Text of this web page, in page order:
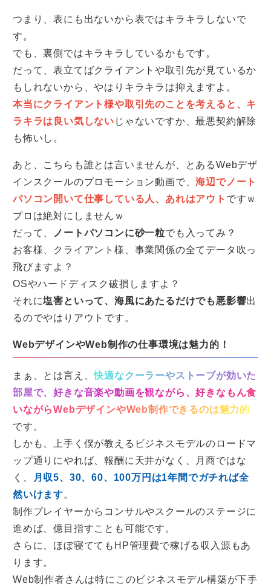
つまり、表にも出ないから表ではキラキラしないで
す。
でも、裏側ではキラキラしているかもです。
だって、表立てばクライアントや取引先が見ているか
もしれないから、やはりキラキラは抑えますよ。
本当にクライアント様や取引先のことを考えると、キ
ラキラは良い気しない じゃないですか、最悪契約解除
も怖いし。
あと、こちらも誰とは言いませんが、とあるWebデザ
インスクールのプロモーション動画で、海辺でノート
パソコン開いて仕事している人、あれはアウト ですｗ
プロは絶対にしませんｗ
だって、
ノートパソコンに砂一粒でも入ってみ？
お客様、クライアント様、事業関係の全てデータ吹っ
飛びますよ？
OSやハードディスク破損しますよ？
それに塩害といって、海風にあたるだけでも悪影響出
るのでやはりアウトです。
WebデザインやWeb制作の仕事環境は魅力的！
まぁ、とは言え、快適なクーラーやストーブが効いた
部屋で、好きな音楽や動画を観ながら、好きなもん食
いながらWebデザインやWeb制作できるのは魅力的
です。
しかも、上手く僕が教えるビジネスモデルのロードマ
ップ通りにやれば、報酬に天井がなく、月商ではな
く、
月収5、30、60、100万円は1年間でガチれば全
然いけます。
制作プレイヤーからコンサルやスクールのステージに
進めば、億目指すことも可能です。
さらに、ほぼ寝ててもHP管理費で稼げる収入源もあ
ります。
Web制作者さんは特にこのビジネスモデル構築が下手